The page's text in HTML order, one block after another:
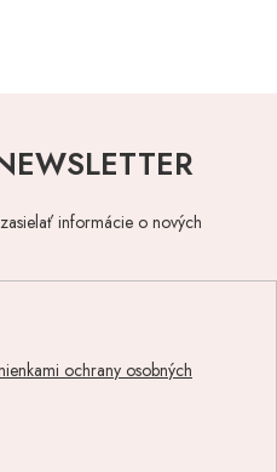
informácie o nových
ochrany osobných